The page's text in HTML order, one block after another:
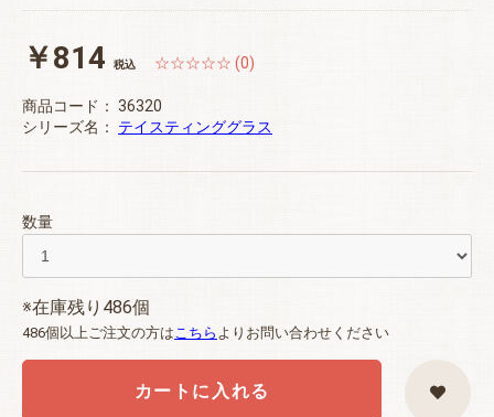
￥814 税込 ☆☆☆☆☆ (0)
商品コード： 36320
シリーズ名： テイスティンググラス
数量
※在庫残り486個
486個以上ご注文の方はこちら よりお問い合わせください
カートに入れる